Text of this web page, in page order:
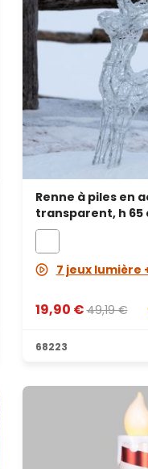
Renne à piles en
transparent, h 65
blanc froid
7 jeux lumière
19,90 €49,19 €
68223